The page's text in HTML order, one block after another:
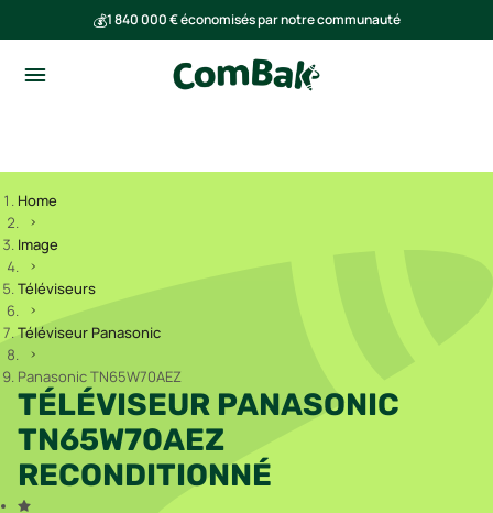
💰1 840 000 € économisés par notre communauté
Home
Image
Téléviseurs
Téléviseur Panasonic
Panasonic TN65W70AEZ
TÉLÉVISEUR PANASONIC
TN65W70AEZ
RECONDITIONNÉ